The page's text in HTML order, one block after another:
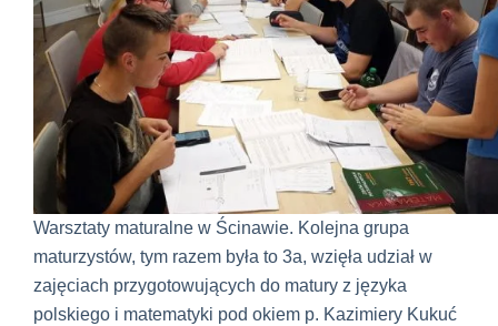
Warsztaty maturalne w Ścinawie. Kolejna grupa
maturzystów, tym razem była to 3a, wzięła udział w
zajęciach przygotowujących do matury z języka
polskiego i matematyki pod okiem p. Kazimiery Kukuć